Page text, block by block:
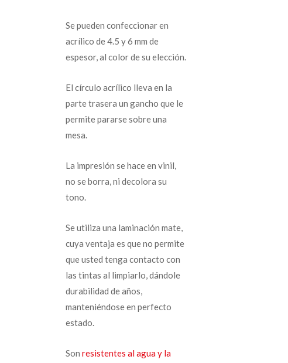
Se pueden confeccionar en
acrílico de 4.5 y 6 mm de
espesor, al color de su elección.
El círculo acrílico lleva en la
parte trasera un gancho que le
permite pararse sobre una
mesa.
La impresión se hace en vinil,
no se borra, ni decolora su
tono.
Se utiliza una laminación mate,
cuya ventaja es que no permite
que usted tenga contacto con
las tintas al limpiarlo, dándole
durabilidad de años,
manteniéndose en perfecto
estado.
Son resistentes al agua y la